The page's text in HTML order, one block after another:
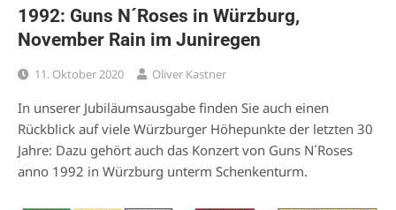
1992: Guns N´Roses in Würzburg,
November Rain im Juniregen
11. Oktober 2020 Oliver Kastner
In unserer Jubiläumsausgabe finden Sie auch einen
Rückblick auf viele Würzburger Höhepunkte der letzten 30
Jahre: Dazu gehört auch das Konzert von Guns N´Roses
anno 1992 in Würzburg unterm Schenkenturm.